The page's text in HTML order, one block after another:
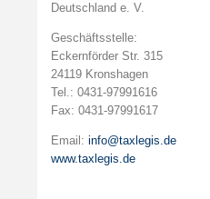
Deutschland e. V.
Geschäftsstelle:
Eckernförder Str. 315
24119 Kronshagen
Tel.: 0431-97991616
Fax: 0431-97991617
Email: info@taxlegis.de
www.taxlegis.de